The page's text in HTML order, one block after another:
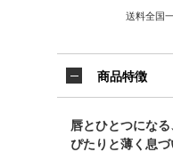
送料全国
商品特徴
唇とひとつにな
ぴたりと薄く息